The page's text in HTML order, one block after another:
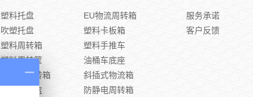
塑料托盘
吹塑托盘
塑料周转箱
塑料周转筐
电表箱周转箱
塑料零件盒
EU物流周转箱
塑料卡板箱
塑料手推车
油桶车底座
斜插式物流箱
防静电周转箱
服务承诺
客户反馈